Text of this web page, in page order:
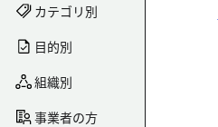
カテゴリ別
目的別
組織別
事業者の方